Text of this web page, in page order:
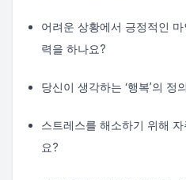
어려운 상황에서 긍정적인
력을 하나요?
당신이 생각하는 ‘행복’의 정
스트레스를 해소하기 위해
요?